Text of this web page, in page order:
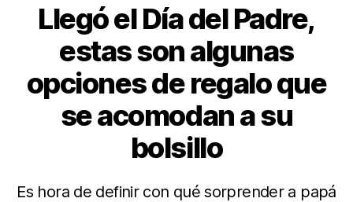
Llegó el Día del Padre,
estas son algunas
opciones de regalo que
se acomodan a su
bolsillo
Es hora de definir con qué sorprender a papá